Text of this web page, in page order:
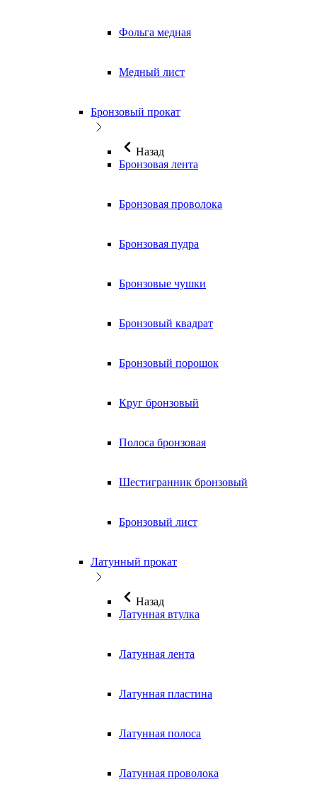
Фольга медная
Медный лист
Бронзовый прокат
Назад
Бронзовая лента
Бронзовая проволока
Бронзовая пудра
Бронзовые чушки
Бронзовый квадрат
Бронзовый порошок
Круг бронзовый
Полоса бронзовая
Шестигранник бронзовый
Бронзовый лист
Латунный прокат
Назад
Латунная втулка
Латунная лента
Латунная пластина
Латунная полоса
Латунная проволока